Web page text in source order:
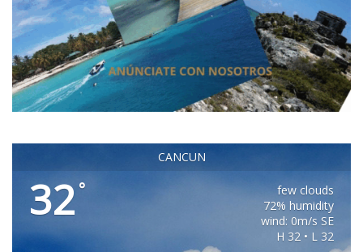
CANCUN
32 °
few clouds
72% humidity
wind: 0m/s SE
H 32 • L 32